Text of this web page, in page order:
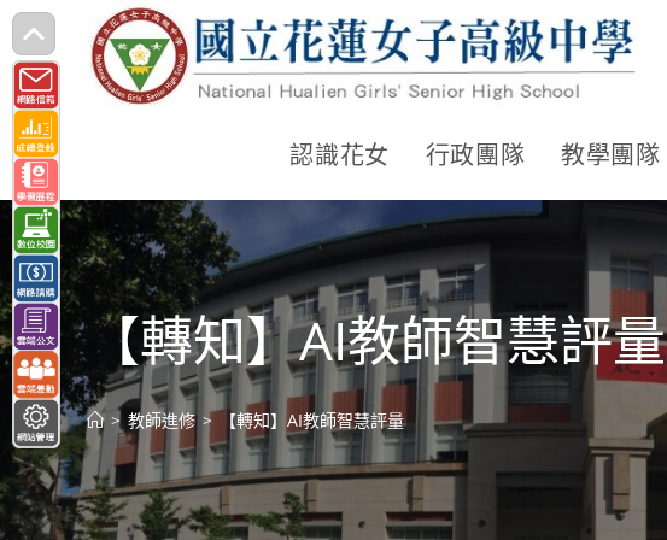
跳
轉
至
主
要
內
容
認識花女 行政團隊 教學團隊
【轉知】AI教師智慧評量
> 教師進修 > 【轉知】AI教師智慧評量